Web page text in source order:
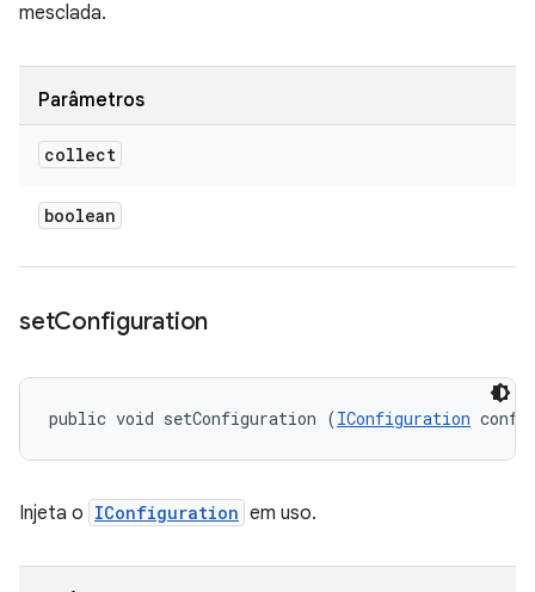
mesclada.
Parâmetros
collect
boolean
setConfiguration
public void setConfiguration (IConfiguration
Injeta o IConfiguration em uso.